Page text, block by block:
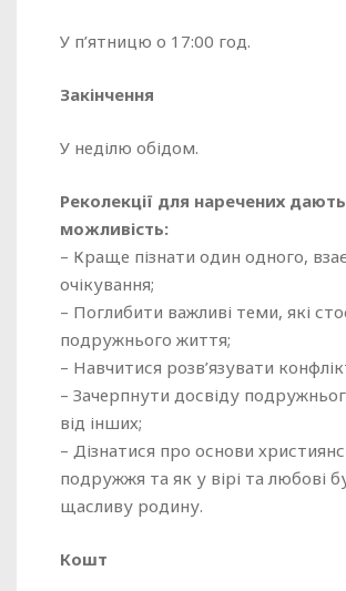
У п’ятницю о 17:00 год.
Закінчення
У неділю обідом.
Реколекції для наречених дають
можливість:
– Краще пізнати один одного,
очікування;
– Поглибити важливі теми, які
подружнього життя;
– Навчитися розв’язувати
– Зачерпнути досвіду
від інших;
– Дізнатися про основи
подружжя та як у вірі та любові
щасливу родину.
Кошт